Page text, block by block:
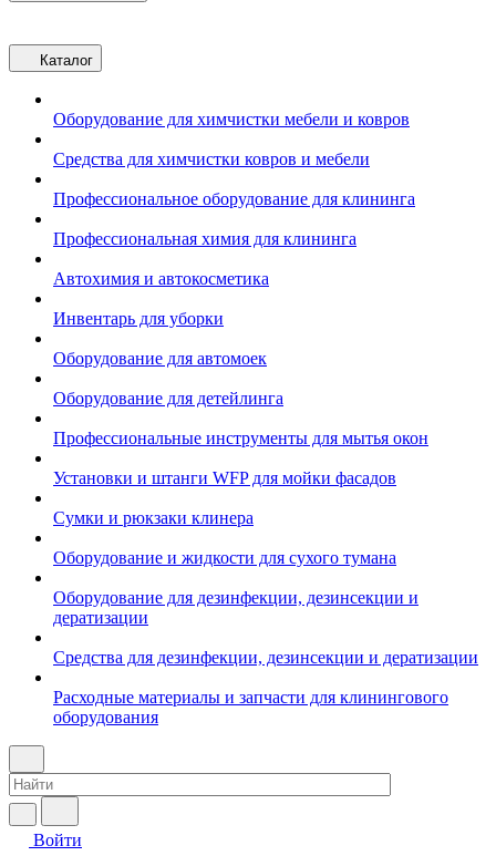
Каталог
Оборудование для химчистки мебели и ковров
Средства для химчистки ковров и мебели
Профессиональное оборудование для клининга
Профессиональная химия для клининга
Автохимия и автокосметика
Инвентарь для уборки
Оборудование для автомоек
Оборудование для детейлинга
Профессиональные инструменты для мытья окон
Установки и штанги WFP для мойки фасадов
Сумки и рюкзаки клинера
Оборудование и жидкости для сухого тумана
Оборудование для дезинфекции, дезинсекции и
дератизации
Средства для дезинфекции, дезинсекции и дератизации
Расходные материалы и запчасти для клинингового
оборудования
Войти